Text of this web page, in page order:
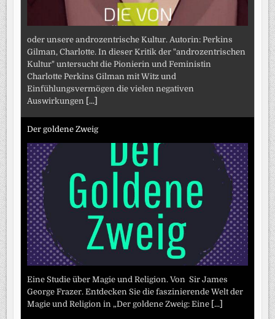
oder unsere androzentrische Kultur. Autorin: Perkins
Gilman, Charlotte. In dieser Kritik der "androzentrischen
Kultur" untersucht die Pionierin und Feministin
Charlotte Perkins Gilman mit Witz und
Einfühlungsvermögen die vielen negativen
Auswirkungen
[...]
Der goldene Zweig
Eine Studie über Magie und Religion. Von Sir James
George Frazer. Entdecken Sie die faszinierende Welt der
Magie und Religion in „Der goldene Zweig: Eine [...]